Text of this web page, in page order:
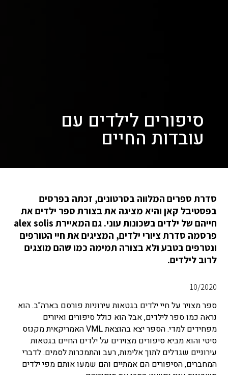
סיפורים לילדים עם
עובדות החיים
סדרת ספרים המלווה בסרטונים, זכתה בפרסים
בפסטיבל קאן והיא מציגה את בצורת ספר ילדים את
חייהם של ילדים בשכונות עוני. גם המאיירת alex solis
פרסמה סדרת ציורי ילדים, המציגים את חיי הטורפים
ונטרפים בטבע ולא בצורה תמימה כמו שהם מוצגים
לרוב לילדים.
10/2020
ספר מצויר על חיי ילדים בגטאות עירוניות פורסם בארה"ב. הוא
נראה כמו ספר לילדים, אבל הוא כולל סיפורים ואיורים
מפחידים למדי. הספר יצא בהוצאת VML האמריקאית מקנזס
סיטי והוא מביא סיפורים מצוירים על ילדים החיים בגטאות
עירוניים שגדלים לתוך אלימות, רעב והתמכרות לסמים. לדברי
המחברים, הסיפורים הם אמתיים והם שמעו אותם מפי ילדים